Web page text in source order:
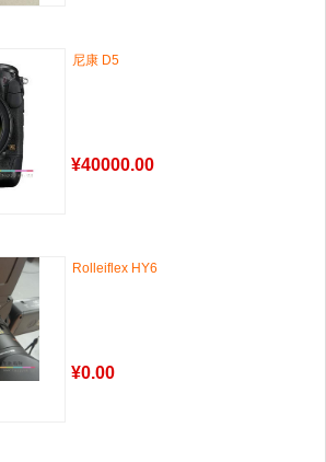
尼康 D5
¥40000.00
Rolleiflex HY6
¥0.00